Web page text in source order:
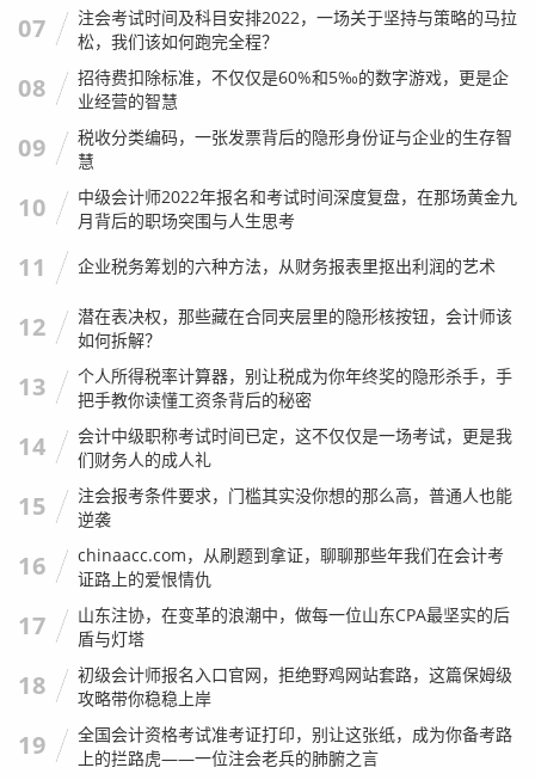
时候，你如果能帮老板算清楚，搞研发能省多少税，能拿多
少补贴，老板还会觉得你只值4000块吗？
“人情社会”与“法治税务”的碰撞
我想聊聊咱们山东特有的“人情文化”。
在“山东地税吧”那个时代，很多帖子都在教大家“怎么跟专管
员搞好关系”，逢年过节送点土特产，平时多请吃顿饭，遇到
点小问题，专管员可能就睁一只眼闭一只眼，帮你“技术处
理”了。
这种思维惯性,到现在依然存在于很多老会计的脑子里。
我有次去临沂出差,跟一个企业的财务总监吃饭，酒过三巡，
他得意洋洋地跟我说：“咱们这地方，我熟！税务分局的局长
07
注会考试时间及科目安排2022，一场关于坚持与策略的马拉
松，我们该如何跑完全程？
08
招待费扣除标准，不仅仅是60%和5‰的数字游戏，更是企
业经营的智慧
09
税收分类编码，一张发票背后的隐形身份证与企业的生存智
慧
10
中级会计师2022年报名和考试时间深度复盘，在那场黄金九
月背后的职场突围与人生思考
11 企业税务筹划的六种方法，从财务报表里抠出利润的艺术
12
潜在表决权，那些藏在合同夹层里的隐形核按钮，会计师该
如何拆解？
13
个人所得税率计算器，别让税成为你年终奖的隐形杀手，手
把手教你读懂工资条背后的秘密
14
会计中级职称考试时间已定，这不仅仅是一场考试，更是我
们财务人的成人礼
15
注会报考条件要求，门槛其实没你想的那么高，普通人也能
逆袭
16
chinaacc.com，从刷题到拿证，聊聊那些年我们在会计考
证路上的爱恨情仇
17
山东注协，在变革的浪潮中，做每一位山东CPA最坚实的后
盾与灯塔
18
初级会计师报名入口官网，拒绝野鸡网站套路，这篇保姆级
攻略带你稳稳上岸
19
全国会计资格考试准考证打印，别让这张纸，成为你备考路
上的拦路虎——一位注会老兵的肺腑之言